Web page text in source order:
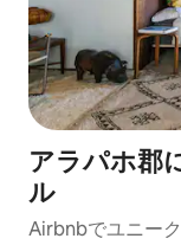
アラパホ郡
ル
Airbnbでユニー